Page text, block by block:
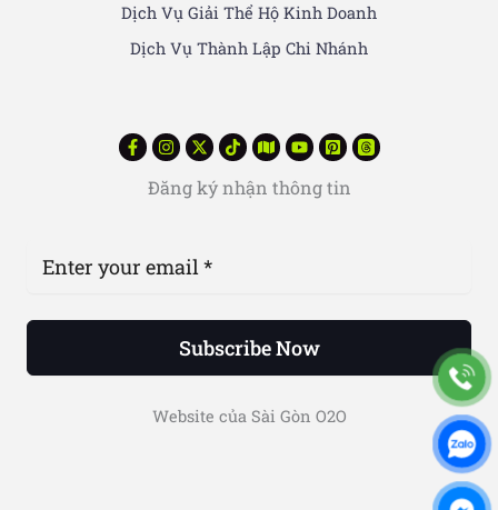
Dịch Vụ Giải Thể Hộ Kinh Doanh
Dịch Vụ Thành Lập Chi Nhánh
Đăng ký nhận thông tin
Subscribe Now
Website của Sài Gòn O2O